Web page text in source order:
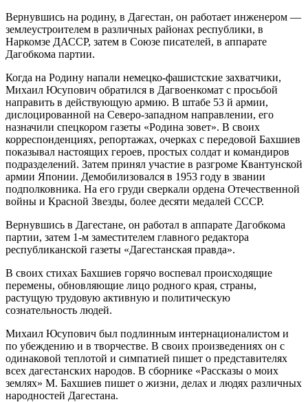
Вернувшись на родину, в Дагестан, он работает инженером —
землеустроителем в различных районах республики, в
Наркомзе ДАССР, затем в Союзе писателей, в аппарате
Дагобкома партии.
Когда на Родину напали немецко-фашистские захватчики,
Михаил Юсупович обратился в Дагвоенкомат с просьбой
направить в действующую армию. В штабе 53 й армии,
дислоцированной на Северо-западном направлении, его
назначили спецкором газеты «Родина зовет». В своих
корреспонденциях, репортажах, очерках с передовой Бахшиев
показывал настоящих героев, простых солдат и командиров
подразделений. Затем принял участие в разгроме Квантунской
армии Японии. Демобилизовался в 1953 году в звании
подполковника. На его груди сверкали ордена Отечественной
войны и Красной Звезды, более десяти медалей СССР.
Вернувшись в Дагестане, он работал в аппарате Дагобкома
партии, затем 1-м заместителем главного редактора
республиканской газеты «Дагестанская правда».
В своих стихах Бахшиев горячо воспевал происходящие
перемены, обновляющие лицо родного края, страны,
растущую трудовую активную и политическую
сознательность людей.
Михаил Юсупович был подлинным интернационалистом и
по убеждению и в творчестве. В своих произведениях он с
одинаковой теплотой и симпатией пишет о представителях
всех дагестанских народов. В сборнике «Рассказы о моих
землях» М. Бахшиев пишет о жизни, делах и людях различных
народностей Дагестана.